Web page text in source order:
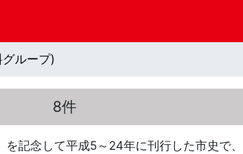
ループ)
8件
を記念して平成5～24年に刊行した市史で